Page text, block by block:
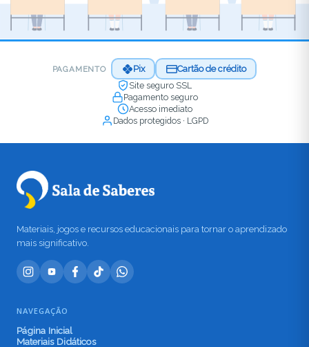
PAGAMENTO Pix
Cartão de crédito
Site seguro SSL
Pagamento seguro
Acesso imediato
Dados protegidos · LGPD
Materiais, jogos e recursos educacionais para tornar o aprendizado
mais significativo.
NAVEGAÇÃO
Página Inicial
Materiais Didáticos